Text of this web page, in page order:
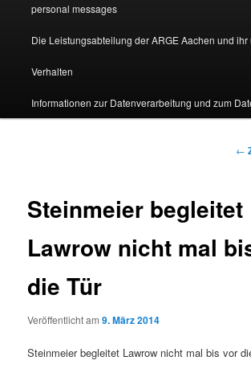
personal messages
Die Leistungsabteilung der ARGE Aachen und
Verhalten
Informationen zur Datenverarbeitung und zum
←
Steinmeier begleitet
Lawrow nicht mal
die Tür
Veröffentlicht am9. März 2014
Steinmeier begleitet Lawrow nicht mal bis vor